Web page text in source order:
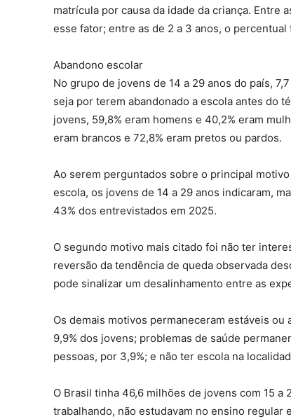
matrícula por causa da idade da criança. Entre
esse fator; entre as de 2 a 3 anos, o percentual
Abandono escolar
No grupo de jovens de 14 a 29 anos do país,
seja por terem abandonado a escola antes do
jovens, 59,8% eram homens e 40,2% eram
eram brancos e 72,8% eram pretos ou pardos.
Ao serem perguntados sobre o principal
escola, os jovens de 14 a 29 anos indicaram,
43% dos entrevistados em 2025.
O segundo motivo mais citado foi não ter
reversão da tendência de queda observada
pode sinalizar um desalinhamento entre as
Os demais motivos permaneceram estáveis
9,9% dos jovens; problemas de saúde
pessoas, por 3,9%; e não ter escola na
O Brasil tinha 46,6 milhões de jovens com 15 a
trabalhando, não estudavam no ensino